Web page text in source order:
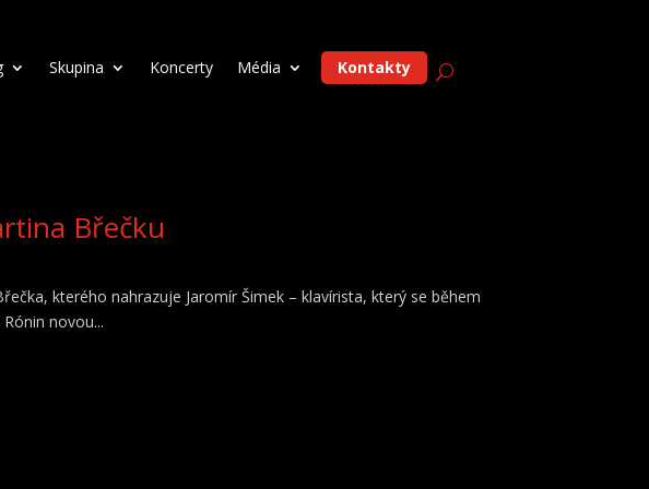
Skupina Koncerty Média Kontakty
Břečku
kterého nahrazuje Jaromír Šimek – klavírista, který se během
novou...